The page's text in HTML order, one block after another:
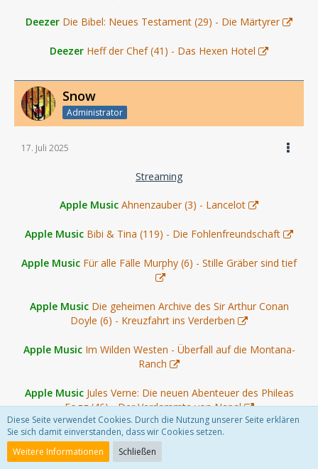
Deezer Die Bibel: Neues Testament (29) - Die Märtyrer
Deezer Heff der Chef (41) - Das Hexen Hotel
Snow
Administrator
17. Juli 2025
Streaming
Apple Music Ahnenzauber (3) - Lancelot
Apple Music Bibi & Tina (119) - Die Fohlenfreundschaft
Apple Music Für alle Fälle Murphy (6) - Stille Gräber sind tief
Apple Music Die geheimen Archive des Sir Arthur Conan
Doyle (6) - Kreuzfahrt ins Verderben
Apple Music Im Wilden Westen - Überfall auf die Montana-
Ranch
Apple Music Jules Verne: Die neuen Abenteuer des Phileas
Fogg (46) - Der Verdammte von Nepal
Apple Music Margaret Rutherford (42) - Bei Anflug Mord
Apple Music Oscar Wilde & Mycroft Holmes:
Diese Seite verwendet Cookies. Durch die Nutzung unserer Seite erklären
Sie sich damit einverstanden, dass wir Cookies setzen.
Weitere Informationen
Schließen